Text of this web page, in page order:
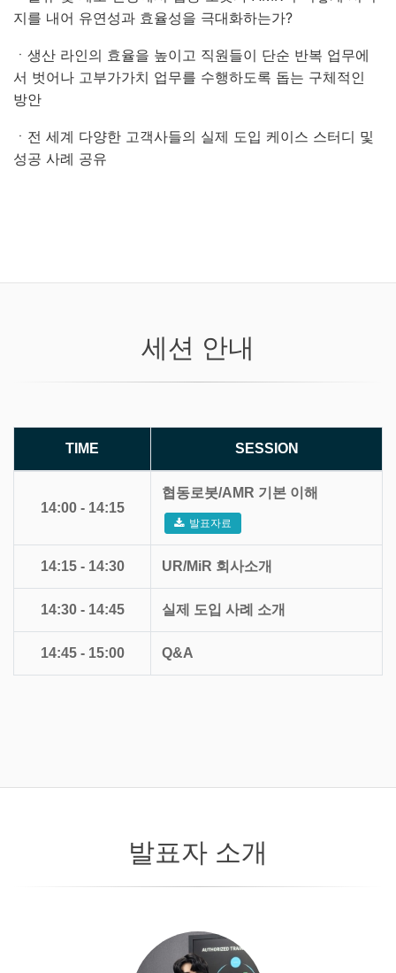
지를 내어 유연성과 효율성을 극대화하는가?
ㆍ생산 라인의 효율을 높이고 직원들이 단순 반복 업무에
서 벗어나 고부가가치 업무를 수행하도록 돕는 구체적인
방안
ㆍ전 세계 다양한 고객사들의 실제 도입 케이스 스터디 및
성공 사례 공유
세션 안내
TIME SESSION
14:00 - 14:15
협동로봇/AMR 기본 이해
발표자료
14:15 - 14:30 UR/MiR 회사소개
14:30 - 14:45 실제 도입 사례 소개
14:45 - 15:00 Q&A
발표자 소개